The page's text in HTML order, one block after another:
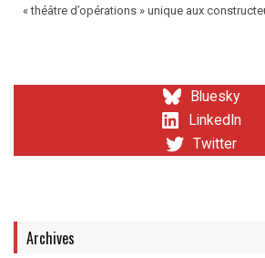
« théâtre d’opérations » unique aux
Bluesky
LinkedIn
Twitter
Archives